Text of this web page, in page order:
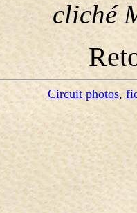
cliché
Circuit photos,